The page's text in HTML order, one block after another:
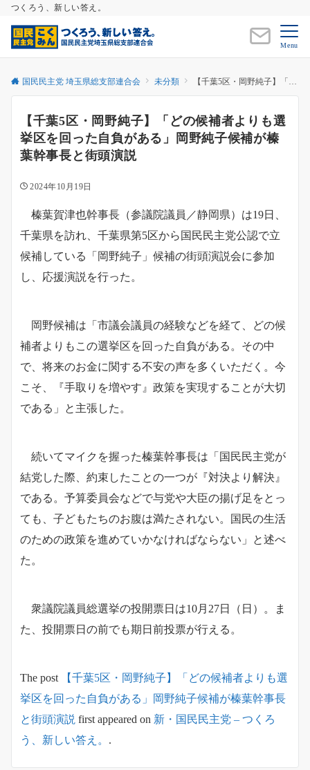
つくろう、新しい答え。
Menu
国民民主党 埼玉県総支部連合会 未分類 【千葉5区・岡野純子】「どの候補者よりも選挙区を回った自負がある」岡野純子候補が榛葉幹事長と街頭演説
【千葉5区・岡野純子】「どの候補者よりも選
挙区を回った自負がある」岡野純子候補が榛
葉幹事長と街頭演説
2024年10月19日
榛葉賀津也幹事長（参議院議員／静岡県）は19日、
千葉県を訪れ、千葉県第5区から国民民主党公認で立
候補している「岡野純子」候補の街頭演説会に参加
し、応援演説を行った。
岡野候補は「市議会議員の経験などを経て、どの候
補者よりもこの選挙区を回った自負がある。その中
で、将来のお金に関する不安の声を多くいただく。今
こそ、『手取りを増やす』政策を実現することが大切
である」と主張した。
続いてマイクを握った榛葉幹事長は「国民民主党が
結党した際、約束したことの一つが『対決より解決』
である。予算委員会などで与党や大臣の揚げ足をとっ
ても、子どもたちのお腹は満たされない。国民の生活
のための政策を進めていかなければならない」と述べ
た。
衆議院議員総選挙の投開票日は10月27日（日）。ま
た、投開票日の前でも期日前投票が行える。
The post
【千葉5区・岡野純子】「どの候補者よりも選
挙区を回った自負がある」岡野純子候補が榛葉幹事長
と街頭演説 first appeared on 新・国民民主党 – つくろ
う、新しい答え。 .